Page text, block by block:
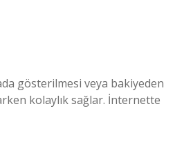
gösterilmesi veya bakiyeden
kolaylık sağlar. İnternette